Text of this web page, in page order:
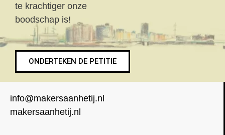
te krachtiger onze
boodschap is!
ONDERTEKEN DE PETITIE
info@makersaanhetij.nl
makersaanhetij.nl